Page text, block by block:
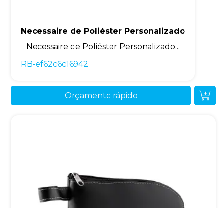
Necessaire de Poliéster Personalizado
Necessaire de Poliéster Personalizado...
RB-ef62c6c16942
Orçamento rápido